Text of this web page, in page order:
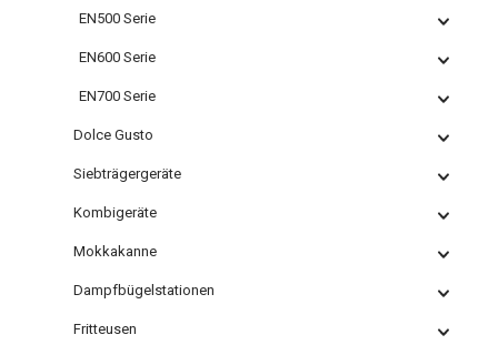
EN500 Serie
EN600 Serie
EN700 Serie
Dolce Gusto
Siebträgergeräte
Kombigeräte
Mokkakanne
Dampfbügelstationen
Fritteusen